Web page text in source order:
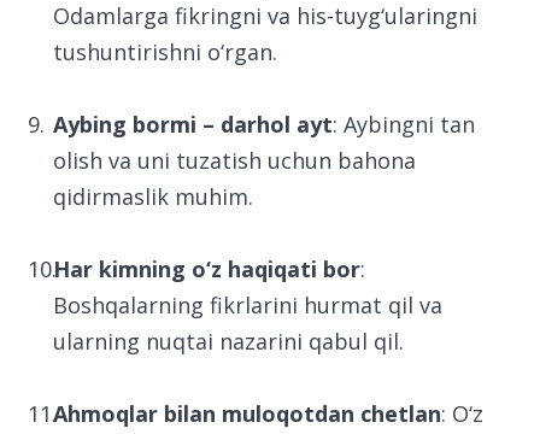
Odamlarga fikringni va his-tuyg‘ularingni
tushuntirishni o‘rgan.
Aybing bormi – darhol ayt: Aybingni tan
olish va uni tuzatish uchun bahona
qidirmaslik muhim.
Har kimning o‘z haqiqati bor:
Boshqalarning fikrlarini hurmat qil va
ularning nuqtai nazarini qabul qil.
Ahmoqlar bilan muloqotdan chetlan: O‘z